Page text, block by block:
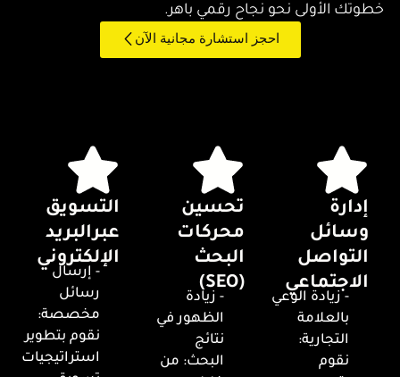
خطوتك الأولى نحو نجاح رقمي باهر.
احجز استشارة مجانية الآن
إدارة
وسائل
التواصل
الاجتماعي
- زيادة الوعي
بالعلامة
التجارية:
نقوم
تحسين
محركات
البحث
(SEO)
- زيادة
الظهور في
نتائج
البحث: من
التسويق
عبرالبريد
الإلكتروني
- إرسال
رسائل
مخصصة:
نقوم بتطوير
استراتيجيات